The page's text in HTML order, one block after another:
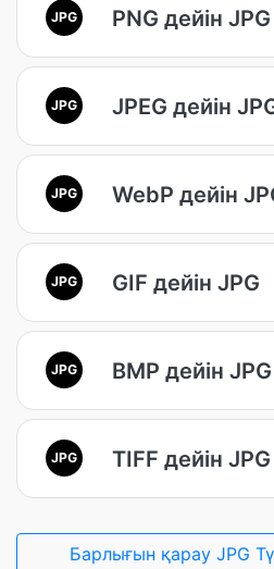
JPG PNG дейін JPG
JPG JPEG дейін
JPG WebP дейін
JPG GIF дейін JPG
JPG BMP дейін JPG
JPG TIFF дейін JPG
Барлығын қарау JPG